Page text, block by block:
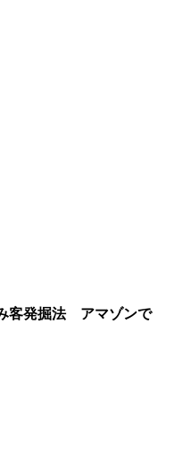
客発掘法 アマゾンで